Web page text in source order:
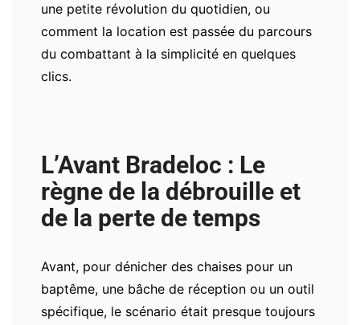
une petite révolution du quotidien, ou
comment la location est passée du parcours
du combattant à la simplicité en quelques
clics.
L’Avant Bradeloc : Le
règne de la débrouille et
de la perte de temps
Avant, pour dénicher des chaises pour un
baptême, une bâche de réception ou un outil
spécifique, le scénario était presque toujours